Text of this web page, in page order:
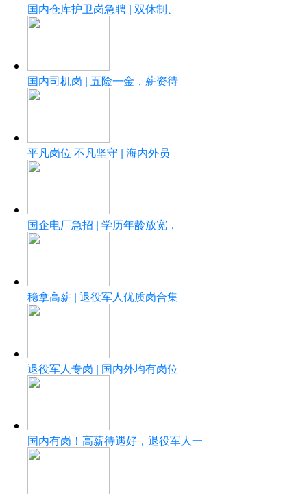
国内仓库护卫岗急聘 | 双休制、
国内司机岗 | 五险一金，薪资待
平凡岗位 不凡坚守 | 海内外员
国企电厂急招 | 学历年龄放宽，
稳拿高薪 | 退役军人优质岗合集
退役军人专岗 | 国内外均有岗位
国内有岗！高薪待遇好，退役军人一